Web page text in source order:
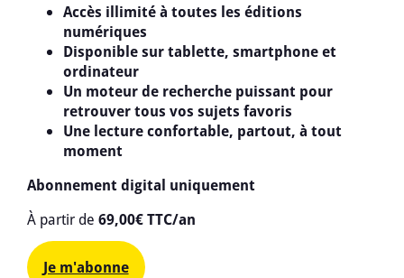
Accès illimité à toutes les éditions
numériques
Disponible sur tablette, smartphone et
ordinateur
Un moteur de recherche puissant pour
retrouver tous vos sujets favoris
Une lecture confortable, partout, à tout
moment
Abonnement digital uniquement
À partir de 69,00€ TTC/an
Je m'abonne